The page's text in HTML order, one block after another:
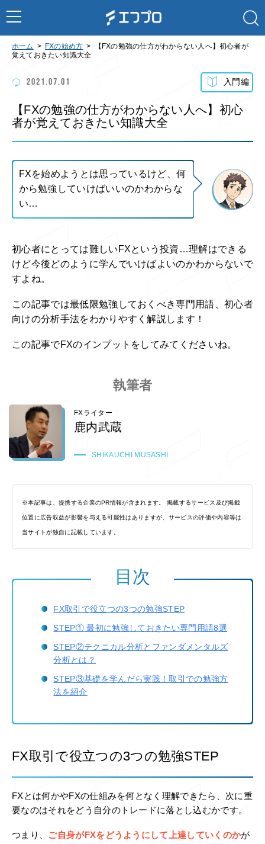
ホーム FXの始め方
【FXの勉強の仕方がわからない人へ】初心者が
覚えておきたい知識大全
2021.07.01 入門編
【FXの勉強の仕方がわからない人へ】初心
者が覚えておきたい知識大全
FXを始めようとは思っているけど、何
から勉強していけばいいのかわからな
い…
初心者にとっては難しいFXという投資…理解はできる
けど今後どのように学んでいけばよいのかわからないで
すよね。
この記事では最低限勉強しておくべき専門用語、初心者
向けの分析手法をわかりやすく解説します！
この記事でFXのインプットをしてみてくださいね。
執筆者
FXライター
鹿内武蔵
SHIKAUCHI MUSASHI
※本記事は、提携する企業のPR情報が含まれます。 掲載するサービス及び掲載
位置に広告収益が影響を与える可能性はありますが、サービスの評価や内容等は
当サイトが独自に記載しています。
目次
FX取引で役立つの3つの勉強STEP
STEP① 最初に勉強しておきたい専門用語8選
STEP②テクニカル分析とファンダメンタルズ
分析とは？
STEP③基礎を学んだら実践！取引での勉強方
法を紹介
FX取引で役立つの3つの勉強STEP
FXとは何かやFXの仕組みを何となく理解できたら、次に重
要なのはそれをどう自分のトレードに落とし込むかです。
つまり、 ご自身がFXをどうようにして上達していくのかが